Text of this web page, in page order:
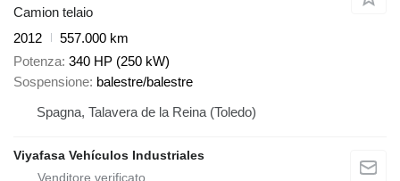
Camion telaio
2012
557.000 km
Potenza 340 HP (250 kW)
Sospensione balestre/balestre
Spagna, Talavera de la Reina (Toledo)
Viyafasa Vehículos Industriales